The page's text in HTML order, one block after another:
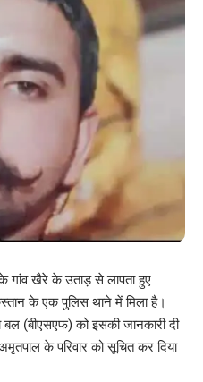
गांव खैरे के उताड़ से लापता हुए
के एक पुलिस थाने में मिला है।
बल (बीएसएफ) को इसकी जानकारी दी
के परिवार को सूचित कर दिया